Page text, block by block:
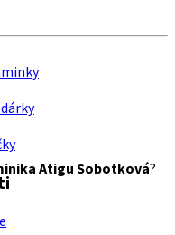
Atigu Sobotková?